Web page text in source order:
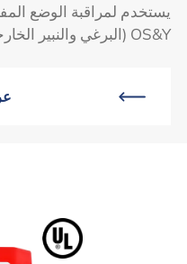
يستخدم لمراقبة الوضع
OS&Y (البرغي والنبير الخارجي) ومؤشر آخر.